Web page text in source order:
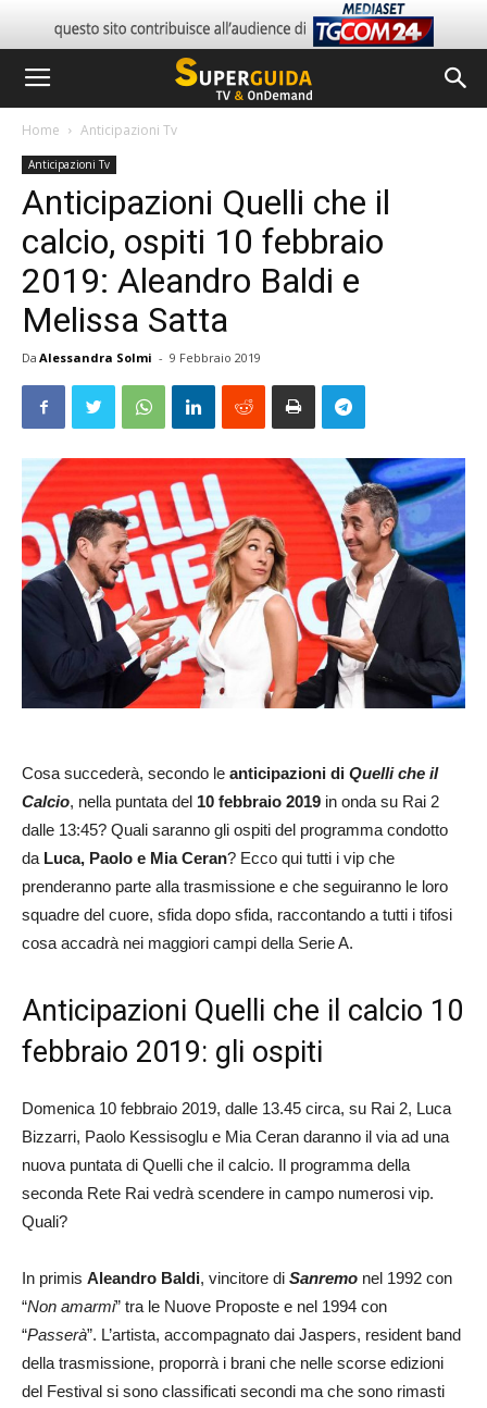
Home Anticipazioni Tv
Anticipazioni Tv
Anticipazioni Quelli che il
calcio, ospiti 10 febbraio
2019: Aleandro Baldi e
Melissa Satta
Da Alessandra Solmi - 9 Febbraio 2019
Cosa succederà, secondo le anticipazioni di Quelli che il
Calcio, nella puntata del 10 febbraio 2019 in onda su Rai 2
dalle 13:45? Quali saranno gli ospiti del programma condotto
da Luca, Paolo e Mia Ceran? Ecco qui tutti i vip che
prenderanno parte alla trasmissione e che seguiranno le loro
squadre del cuore, sfida dopo sfida, raccontando a tutti i tifosi
cosa accadrà nei maggiori campi della Serie A.
Anticipazioni Quelli che il calcio 10
febbraio 2019: gli ospiti
Domenica 10 febbraio 2019, dalle 13.45 circa, su Rai 2, Luca
Bizzarri, Paolo Kessisoglu e Mia Ceran daranno il via ad una
nuova puntata di Quelli che il calcio. Il programma della
seconda Rete Rai vedrà scendere in campo numerosi vip.
Quali?
In primis Aleandro Baldi, vincitore di Sanremo nel 1992 con
“Non amarmi” tra le Nuove Proposte e nel 1994 con
“Passerà”. L’artista, accompagnato dai Jaspers, resident band
della trasmissione, proporrà i brani che nelle scorse edizioni
del Festival si sono classificati secondi ma che sono rimasti